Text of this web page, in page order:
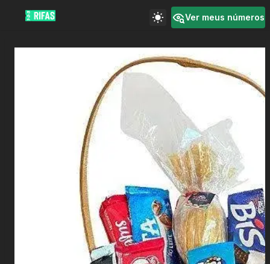
Ver meus números